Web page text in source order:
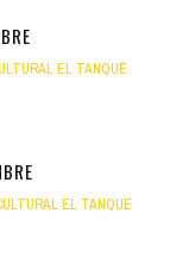
EL TANQUE
EL TANQUE